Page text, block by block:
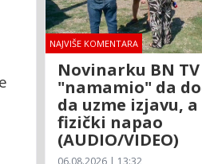
NAJVIŠE KOMENTARA
Novinarku BN TV
"namamio" da
da uzme izjavu,
fizički napao
(AUDIO/VIDEO)
06.08.2026 | 13:32